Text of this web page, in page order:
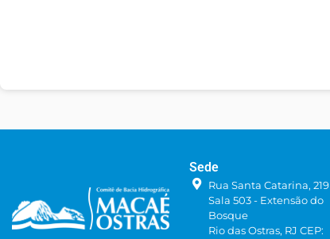
Sede
Rua Santa Catarina, 219
Sala 503 - Extensão do
Bosque
Rio das Ostras, RJ CEP: